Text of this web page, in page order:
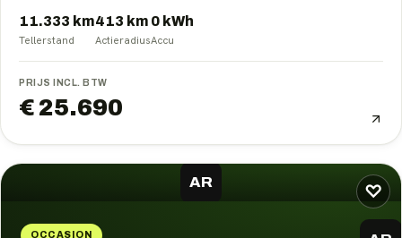
11.333 km
Tellerstand
413 km
Actieradius
0 kWh
Accu
PRIJS INCL. BTW
€ 25.690
♡
AR
OCCASION